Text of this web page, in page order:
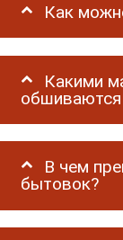
Как
Какими
обшиваются
В чем
бытовок?